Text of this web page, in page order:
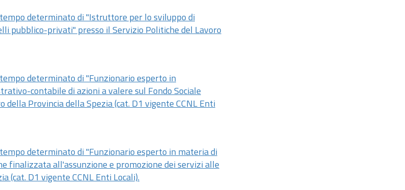
determinato di "Istruttore per lo sviluppo di
pubblico-privati" presso il Servizio Politiche del Lavoro
determinato di "Funzionario esperto in
contabile di azioni a valere sul Fondo Sociale
Provincia della Spezia (cat. D1 vigente CCNL Enti
determinato di "Funzionario esperto in materia di
finalizzata all'assunzione e promozione dei servizi alle
(cat. D1 vigente CCNL Enti Locali).